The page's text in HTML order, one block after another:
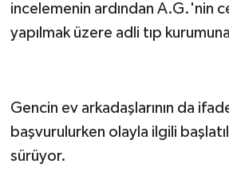
incelemenin ardından A.G.'nin
yapılmak üzere adli tıp kurumuna
Gencin ev arkadaşlarının da
başvurulurken olayla ilgili
sürüyor.